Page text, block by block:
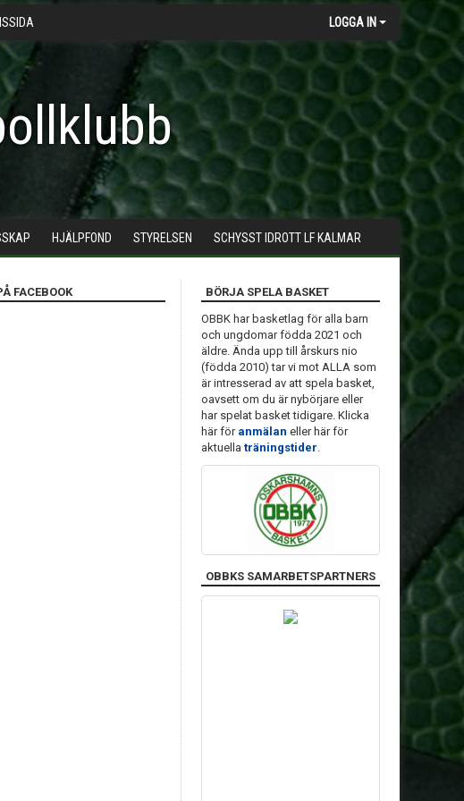
LOGGA IN
HJÄLPFOND STYRELSEN SCHYSST IDROTT LF KALMAR
FACEBOOK
BÖRJA SPELA BASKET
OBBK har basketlag för alla barn
och ungdomar födda 2021 och
äldre. Ända upp till årskurs nio
(födda 2010) tar vi mot ALLA som
är intresserad av att spela basket,
oavsett om du är nybörjare eller
har spelat basket tidigare. Klicka
här för anmälan eller här för
aktuella träningstider.
OBBKS SAMARBETSPARTNERS